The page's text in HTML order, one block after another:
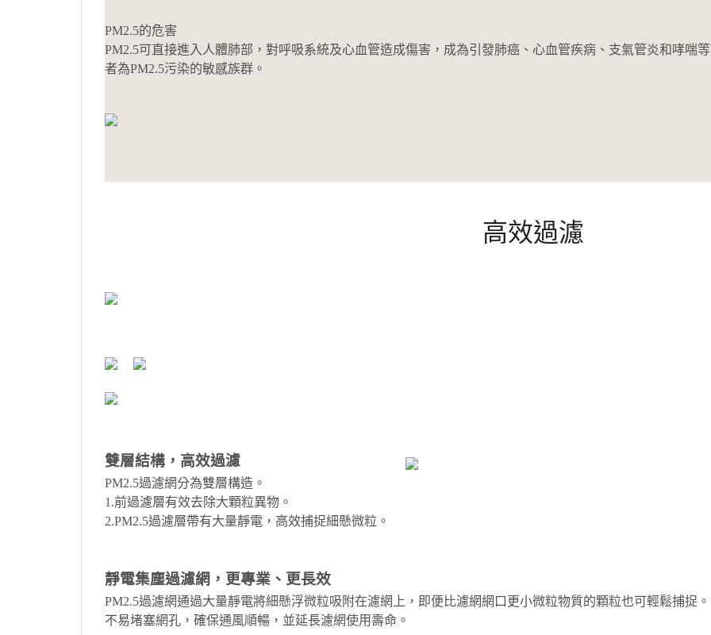
PM2.5的危害
PM2.5可直接進入人體肺部，對呼吸系統及心血管造成傷害，成為引發肺癌、心血管疾病、支氣管炎和哮喘
者為PM2.5污染的敏感族群。
高效過濾
雙層結構，高效過濾
PM2.5過濾網分為雙層構造。
1.前過濾層有效去除大顆粒異物。
2.PM2.5過濾層帶有大量靜電，高效捕捉細懸微粒。
靜電集塵過濾網，更專業、更長效
PM2.5過濾網通過大量靜電將細懸浮微粒吸附在濾網上，即便比濾網網口更小微粒物質的顆粒也可輕鬆捕捉。
不易堵塞網孔，確保通風順暢，並延長濾網使用壽命。